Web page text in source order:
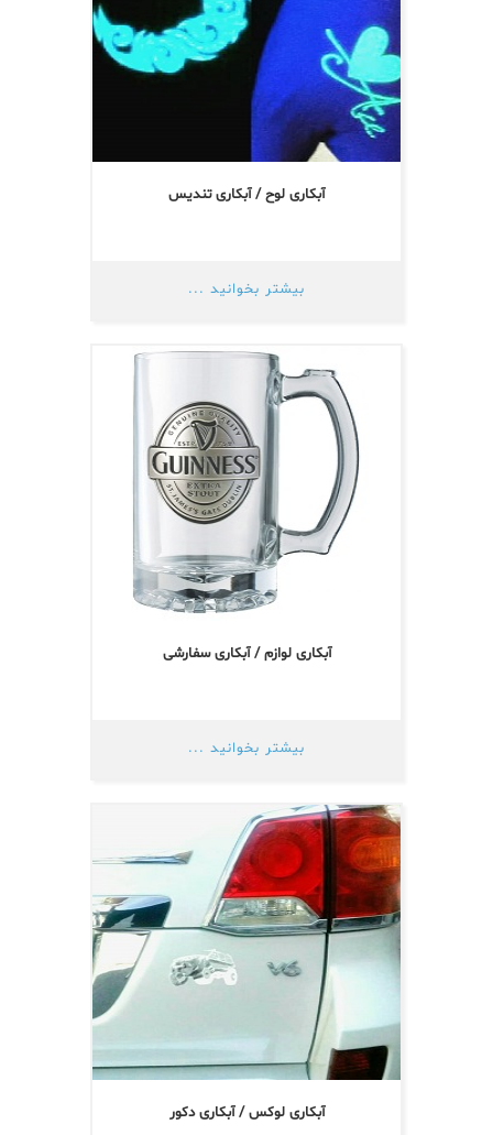
آبکاری لوح / آبکاری تندیس
بیشتر بخوانید ...
آبکاری لوازم / آبکاری سفارشی
بیشتر بخوانید ...
آبکاری لوکس / آبکاری دکور